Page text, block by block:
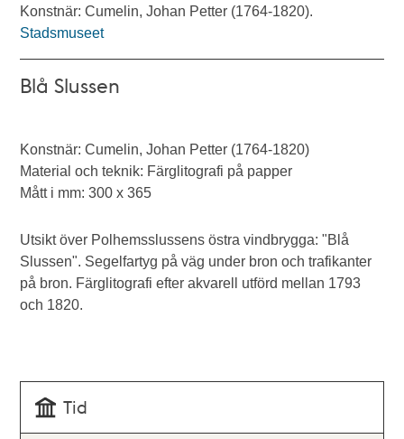
Konstnär: Cumelin, Johan Petter (1764-1820).
Stadsmuseet
Blå Slussen
Konstnär: Cumelin, Johan Petter (1764-1820)
Material och teknik: Färglitografi på papper
Mått i mm: 300 x 365
Utsikt över Polhemsslussens östra vindbrygga: "Blå
Slussen". Segelfartyg på väg under bron och trafikanter
på bron. Färglitografi efter akvarell utförd mellan 1793
och 1820.
Tid